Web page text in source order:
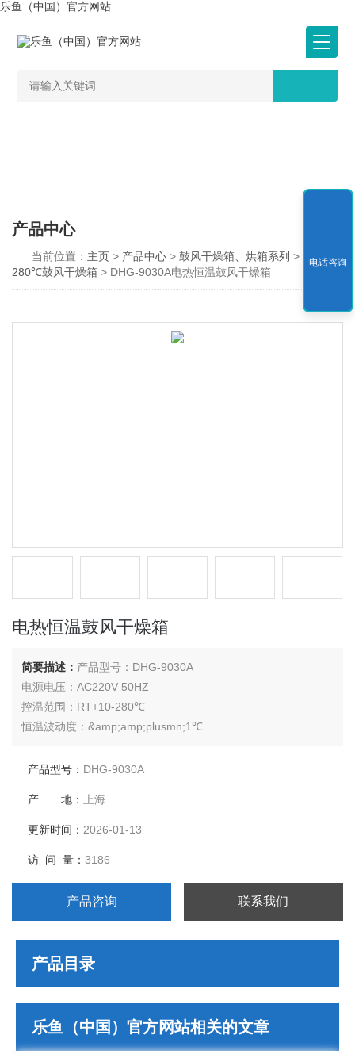
乐鱼（中国）官方网站
产品中心
当前位置： 主页> 产品中心 >鼓风干燥箱、烘箱系列 >
RT+10-
280℃鼓风干燥箱 > DHG-9030A电热恒温鼓风干燥箱
电热恒温鼓风干燥箱
简要描述： 产品型号：DHG-9030A
电源电压：AC220V 50HZ
控温范围：RT+10-280℃
恒温波动度：&amp;amp;plusmn;1℃
输出功率：850W
外形尺寸：625*540*500
公称容积：30L
定时范围：1-9999分钟
产品型号： DHG-9030A
产 地：上海
更新时间：2026-01-13
访 问 量：3186
产品咨询 联系我们
产品目录
乐鱼（中国）官方网站相关的文章
电话咨询